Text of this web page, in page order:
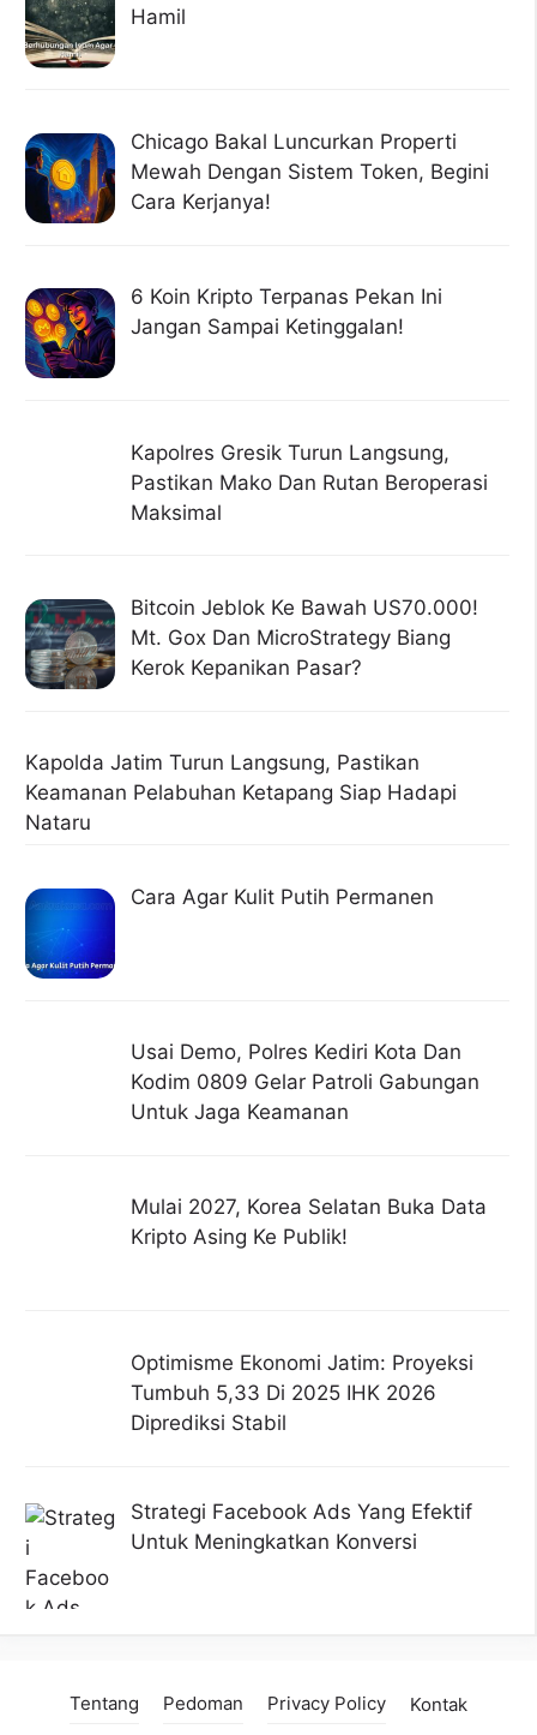
Hamil
Chicago Bakal Luncurkan Properti
Mewah Dengan Sistem Token, Begini
Cara Kerjanya!
6 Koin Kripto Terpanas Pekan Ini
Jangan Sampai Ketinggalan!
Kapolres Gresik Turun Langsung,
Pastikan Mako Dan Rutan Beroperasi
Maksimal
Bitcoin Jeblok Ke Bawah US70.000!
Mt. Gox Dan MicroStrategy Biang
Kerok Kepanikan Pasar?
Kapolda Jatim Turun Langsung, Pastikan
Keamanan Pelabuhan Ketapang Siap Hadapi
Nataru
Cara Agar Kulit Putih Permanen
Usai Demo, Polres Kediri Kota Dan
Kodim 0809 Gelar Patroli Gabungan
Untuk Jaga Keamanan
Mulai 2027, Korea Selatan Buka Data
Kripto Asing Ke Publik!
Optimisme Ekonomi Jatim: Proyeksi
Tumbuh 5,33 Di 2025 IHK 2026
Diprediksi Stabil
Strategi Facebook Ads Yang Efektif
Untuk Meningkatkan Konversi
Tentang Pedoman Privacy Policy Kontak